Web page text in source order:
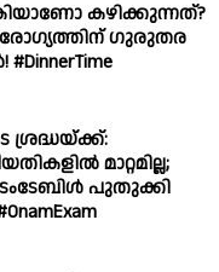
കഴിക്കുന്നത്?
ഗുരുതര
ശ്രദ്ധയ്ക്ക്:
മാറ്റമില്ല;
പുതുക്കി